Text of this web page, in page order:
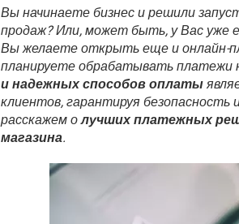
Вы начинаете бизнес и решили
продаж? Или, может быть, у Вас уже
Вы желаете открыть еще и онлайн-
планируете обрабатывать платежи
и надежных способов оплаты
клиентов, гарантируя
расскажем олучших платежных
магазина.